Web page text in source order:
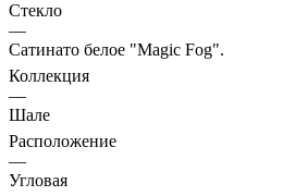
Стекло
—
Сатинато белое "Magic Fog".
Коллекция
—
Шале
Расположение
—
Угловая